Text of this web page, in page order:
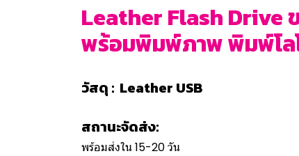
Leather Flash Drive
พร้อมพิมพ์ภาพ พิมพ์โล
วัสดุ : Leather USB
สถานะจัดส่ง:
พร้อมส่งใน 15-20 วัน